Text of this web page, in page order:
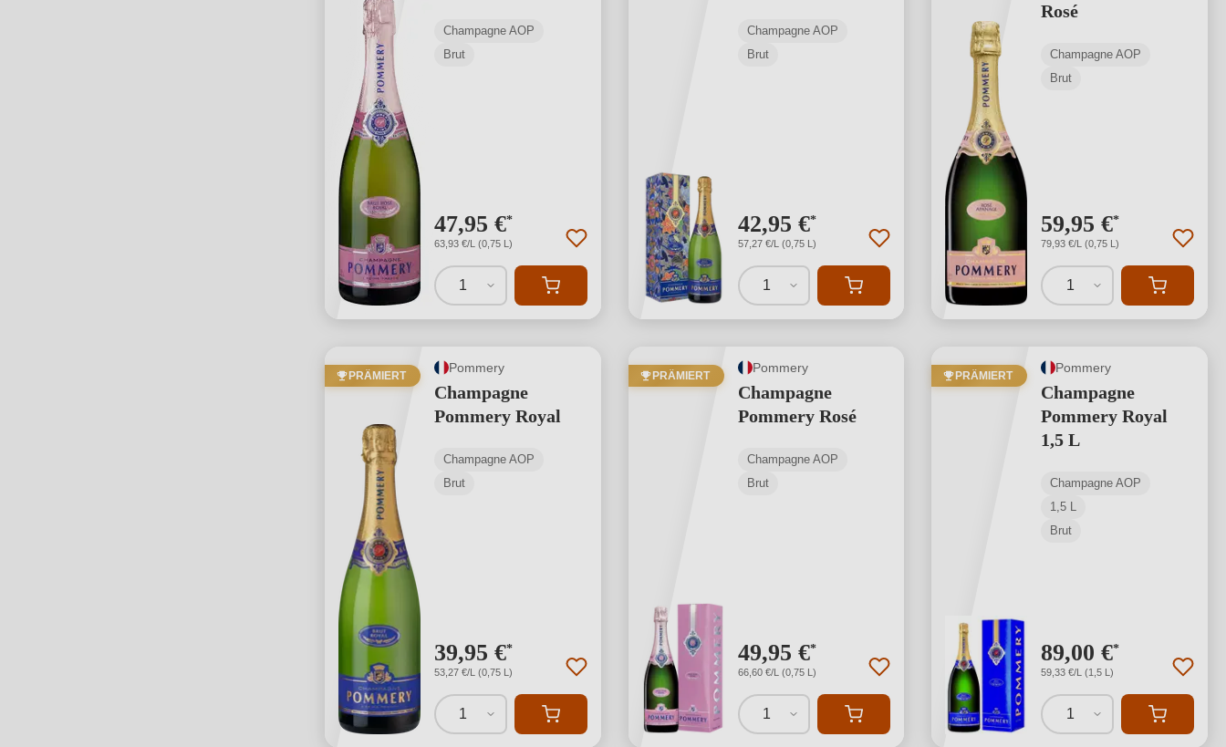
Champagne AOP
Brut
47,95 €*
63,93 €/L (0,75 L)
1
Champagne AOP
Brut
42,95 €*
57,27 €/L (0,75 L)
1
Rosé
Champagne AOP
Brut
59,95 €*
79,93 €/L (0,75 L)
1
PRÄMIERT
Pommery
Champagne
Pommery Royal
Champagne AOP
Brut
39,95 €*
53,27 €/L (0,75 L)
1
PRÄMIERT
Pommery
Champagne
Pommery Rosé
Champagne AOP
Brut
49,95 €*
66,60 €/L (0,75 L)
1
PRÄMIERT
Pommery
Champagne
Pommery Royal
1,5 L
Champagne AOP
1,5 L
Brut
89,00 €*
59,33 €/L (1,5 L)
1